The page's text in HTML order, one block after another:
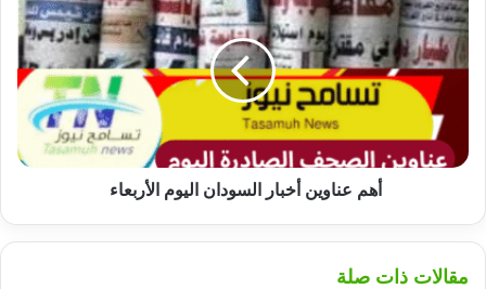
عناوين
أخبار
السودان
اليوم
الأربعاء
أهم عناوين أخبار السودان اليوم الأربعاء
مقالات ذات صلة